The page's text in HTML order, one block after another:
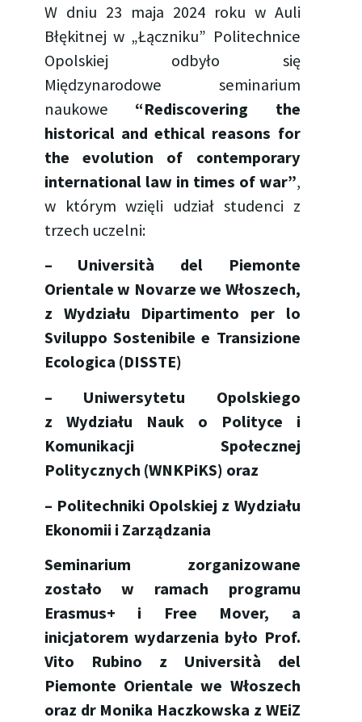
W dniu 23 maja 2024 roku w Auli
Błękitnej w „Łączniku” Politechnice
Opolskiej odbyło się
Międzynarodowe seminarium
naukowe “Rediscovering the
historical and ethical reasons for
the evolution of contemporary
international law in times of war”,
w którym wzięli udział studenci z
trzech uczelni:
– Università del Piemonte
Orientale w Novarze we Włoszech,
z Wydziału Dipartimento per lo
Sviluppo Sostenibile e Transizione
Ecologica (DISSTE)
– Uniwersytetu Opolskiego
z Wydziału Nauk o Polityce i
Komunikacji Społecznej
Politycznych (WNKPiKS) oraz
– Politechniki Opolskiej z Wydziału
Ekonomii i Zarządzania
Seminarium zorganizowane
zostało w ramach programu
Erasmus+ i Free Mover, a
inicjatorem wydarzenia było Prof.
Vito Rubino z Università del
Piemonte Orientale we Włoszech
oraz dr Monika Haczkowska z WEiZ